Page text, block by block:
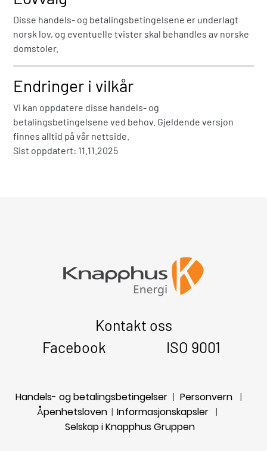
Disse handels- og betalingsbetingelsene er underlagt
norsk lov, og eventuelle tvister skal behandles av norske
domstoler.
Endringer i vilkår
Vi kan oppdatere disse handels- og
betalingsbetingelsene ved behov. Gjeldende versjon
finnes alltid på vår nettside.
Sist oppdatert: 11.11.2025
Kontakt oss
Facebook
ISO 9001
Handels- og betalingsbetingelser | Personvern |
Åpenhetsloven | Informasjonskapsler|
Selskap i Knapphus Gruppen